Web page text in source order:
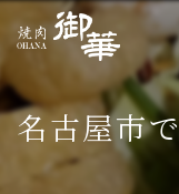
名古屋市